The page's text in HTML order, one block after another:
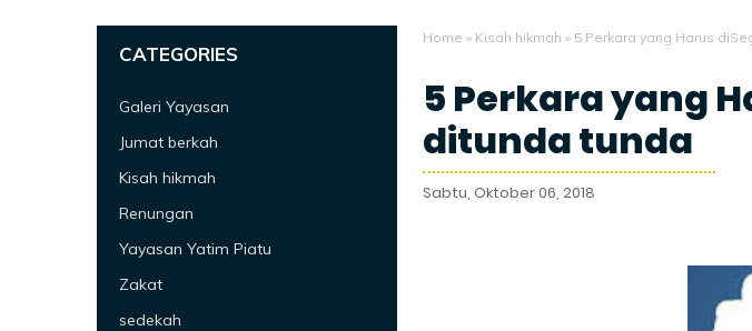
Home » Kisah hikmah » 5 Perkara yang Harus
5 Perkara yang
ditunda tunda
Sabtu, Oktober 06, 2018
CATEGORIES
Galeri Yayasan
Jumat berkah
Kisah hikmah
Renungan
Yayasan Yatim Piatu
Zakat
sedekah